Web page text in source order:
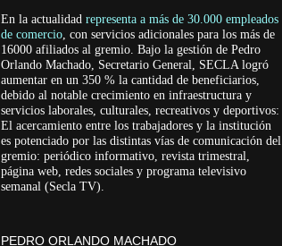
En la actualidad representa a más de 30.000 empleados
de comercio, con servicios adicionales para los más de
16000 afiliados al gremio. Bajo la gestión de Pedro
Orlando Machado, Secretario General, SECLA logró
aumentar en un 350 % la cantidad de beneficiarios,
debido al notable crecimiento en infraestructura y
servicios laborales, culturales, recreativos y deportivos:
El acercamiento entre los trabajadores y la institución
es potenciado por las distintas vías de comunicación del
gremio: periódico informativo, revista trimestral,
página web, redes sociales y programa televisivo
semanal (Secla TV).
PEDRO ORLANDO MACHADO